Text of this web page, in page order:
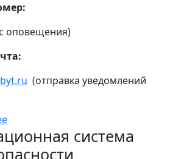
оповещения)
(отправка уведомлений
система